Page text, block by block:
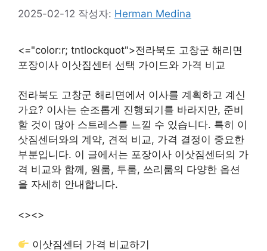
2025-02-12 작성자: Herman Medina
<="color:r; tntlockquot">전라북도 고창군 해리면
포장이사 이삿짐센터 선택 가이드와 가격 비교
전라북도 고창군 해리면에서 이사를 계획하고 계신
가요? 이사는 순조롭게 진행되기를 바라지만, 준비
할 것이 많아 스트레스를 느낄 수 있습니다. 특히 이
삿짐센터와의 계약, 견적 비교, 가격 결정이 중요한
부분입니다. 이 글에서는 포장이사 이삿짐센터의 가
격 비교와 함께, 원룸, 투룸, 쓰리룸의 다양한 옵션
을 자세히 안내합니다.
<><>
이삿짐센터 가격 비교하기